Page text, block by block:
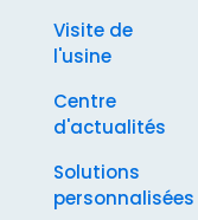
Visite de
l'usine
Centre
d'actualités
Solutions
personnalisées